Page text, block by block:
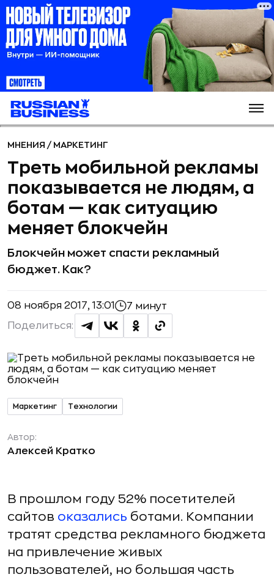
МНЕНИЯ / МАРКЕТИНГ
Треть мобильной рекламы
показывается не людям, а
ботам — как ситуацию
меняет блокчейн
Блокчейн может спасти рекламный
бюджет. Как?
08 ноября 2017, 13:01 7 минут
Поделиться:
Маркетинг Технологии
Автор:
Алексей Кратко
В прошлом году 52% посетителей
сайтов оказались ботами. Компании
тратят средства рекламного бюджета
на привлечение живых
пользователей, но большая часть